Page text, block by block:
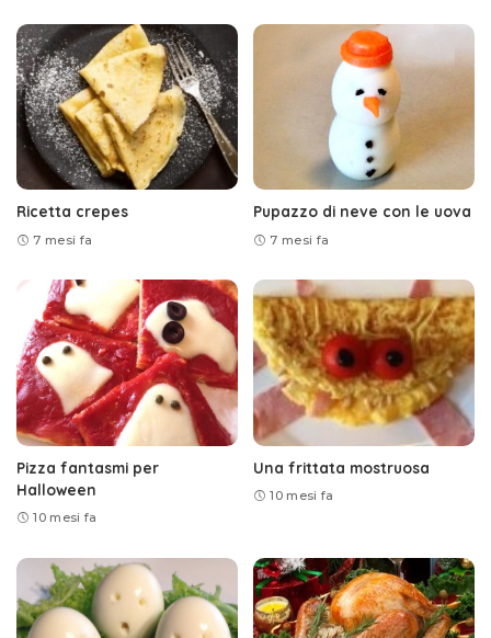
Ricetta crepes
7 mesi fa
Pupazzo di neve con le uova
7 mesi fa
Pizza fantasmi per
Halloween
10 mesi fa
Una frittata mostruosa
10 mesi fa